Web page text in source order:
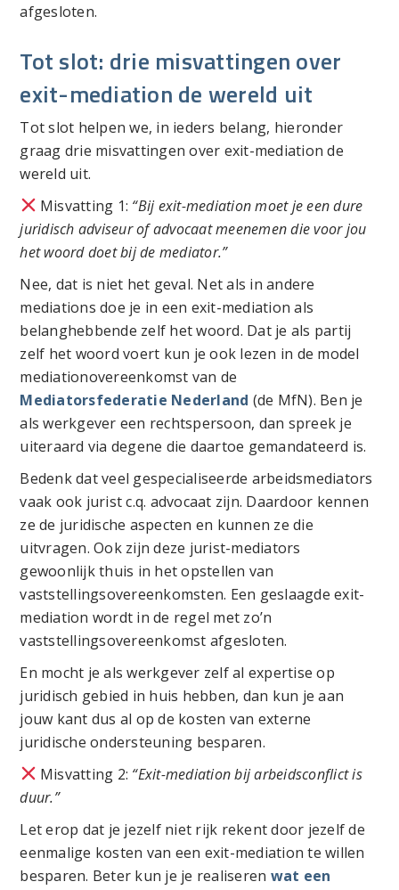
afgesloten.
Tot slot: drie misvattingen over
exit-mediation de wereld uit
Tot slot helpen we, in ieders belang, hieronder
graag drie misvattingen over exit-mediation de
wereld uit.
Misvatting 1: “Bij exit-mediation moet je een dure
juridisch adviseur of advocaat meenemen die voor jou
het woord doet bij de mediator.”
Nee, dat is niet het geval. Net als in andere
mediations doe je in een exit-mediation als
belanghebbende zelf het woord. Dat je als partij
zelf het woord voert kun je ook lezen in de model
mediationovereenkomst van de
Mediatorsfederatie Nederland (de MfN). Ben je
als werkgever een rechtspersoon, dan spreek je
uiteraard via degene die daartoe gemandateerd is.
Bedenk dat veel gespecialiseerde arbeidsmediators
vaak ook jurist c.q. advocaat zijn. Daardoor kennen
ze de juridische aspecten en kunnen ze die
uitvragen. Ook zijn deze jurist-mediators
gewoonlijk thuis in het opstellen van
vaststellingsovereenkomsten. Een geslaagde exit-
mediation wordt in de regel met zo’n
vaststellingsovereenkomst afgesloten.
En mocht je als werkgever zelf al expertise op
juridisch gebied in huis hebben, dan kun je aan
jouw kant dus al op de kosten van externe
juridische ondersteuning besparen.
Misvatting 2: “Exit-mediation bij arbeidsconflict is
duur.”
Let erop dat je jezelf niet rijk rekent door jezelf de
eenmalige kosten van een exit-mediation te willen
besparen. Beter kun je je realiseren wat een